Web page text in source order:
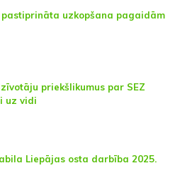
pastiprināta uzkopšana pagaidām
priekšlikumus par SEZ
uz vidi
Liepājas osta darbība 2025.